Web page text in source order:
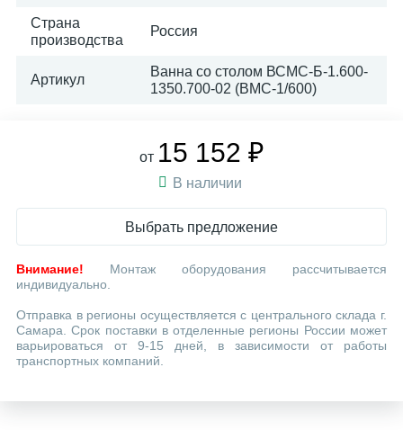
Страна
производства
Россия
Артикул
Ванна со столом ВСМС-Б-1.600-
1350.700-02 (ВМС-1/600)
от 15 152 ₽
В наличии
Выбрать предложение
Внимание! Монтаж оборудования рассчитывается
индивидуально.
Отправка в регионы осуществляется с центрального склада г.
Самара. Срок поставки в отделенные регионы России может
варьироваться от 9-15 дней, в зависимости от работы
транспортных компаний.